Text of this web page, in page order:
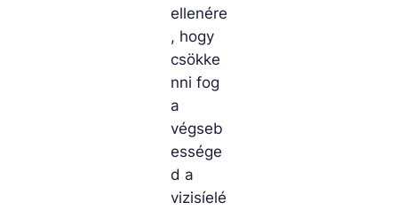
ellenére
, hogy
csökke
nni fog
a
végseb
essége
d a
vizisíelé